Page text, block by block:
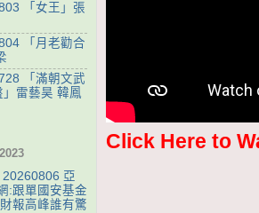
Click Here to
「女王」張
「月老勸合
「滿朝文武
雷藝昊 韓鳳
亞
:跟單國安基金
報高峰誰有驚